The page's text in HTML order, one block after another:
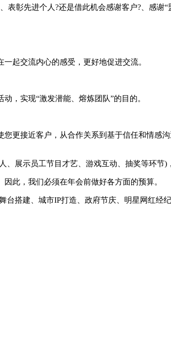
彰先进个人?还是借此机会感谢客户?、感谢“
起交流内心的感受，更好地促进交流。
，实现“激发潜能、熔炼团队”的目的。
接近客户，从合作关系到基于信任和情感沟
展示员工节目才艺、游戏互动、抽奖等环节)
此，我们必须在年会前做好各方面的预算。
建、城市IP打造、政府节庆、明星网红经